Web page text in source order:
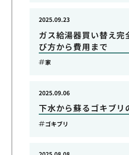
ガス給湯器買い替え完
び方から費用まで
2025.09.23
家
下水から蘇るゴキブリ
2025.09.06
ゴキブリ